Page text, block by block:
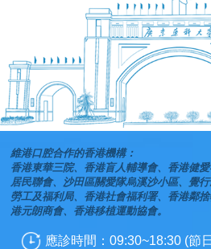
維港口腔合作的香港機構：
香港東華三院、香港盲人輔導會、香港健
居民聯會、沙田區關愛隊烏溪沙小區、覺
勞工及福利局、香港社會福利署、香港鄰
港元朗商會、香港移植運動協會。
應診時間：09:30~18:30 (節